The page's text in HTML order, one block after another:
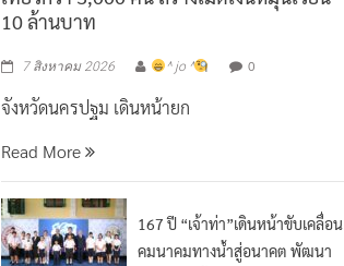
10 ล้านบาท
7 สิงหาคม 2026 ^ jo ^ 0
จังหวัดนครปฐม เดินหน้ายก
Read More
167 ปี “เจ้าท่า”เดินหน้าขับเคลื่อน
คมนาคมทางน้ำสู่อนาคต พัฒนา